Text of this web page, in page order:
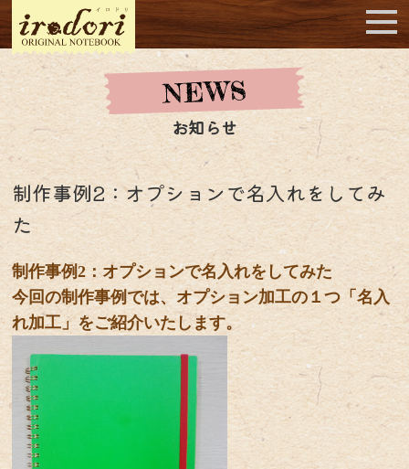
お知らせ
制作事例2：オプションで名入れをしてみ
た
制作事例2：オプションで名入れをしてみた
今回の制作事例では、オプション加工の１つ「名入
れ加工」をご紹介いたします。